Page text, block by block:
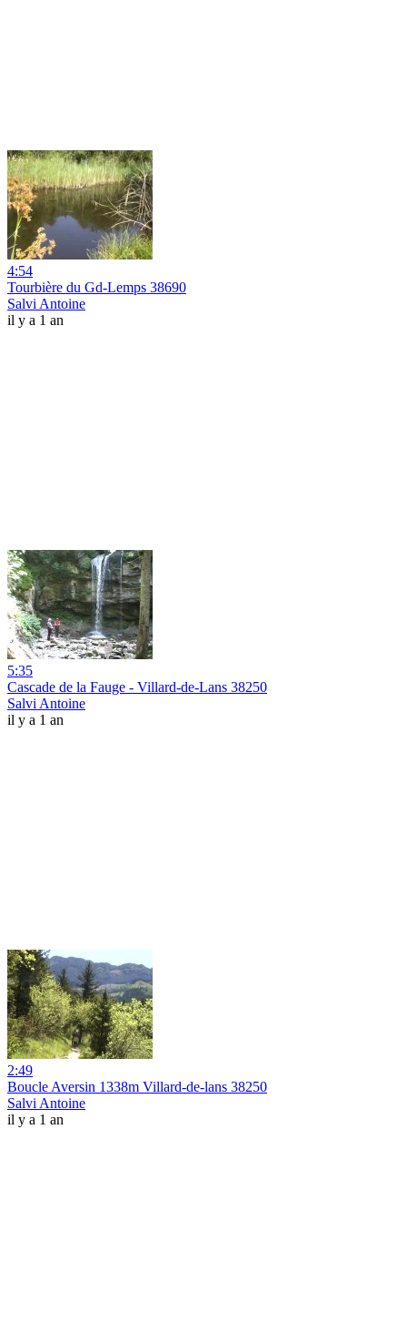
4:54
Tourbière du Gd-Lemps 38690
Salvi Antoine
il y a 1 an
5:35
Cascade de la Fauge - Villard-de-Lans 38250
Salvi Antoine
il y a 1 an
2:49
Boucle Aversin 1338m Villard-de-lans 38250
Salvi Antoine
il y a 1 an